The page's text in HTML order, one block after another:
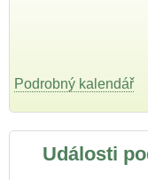
Podrobný kalendář
Události